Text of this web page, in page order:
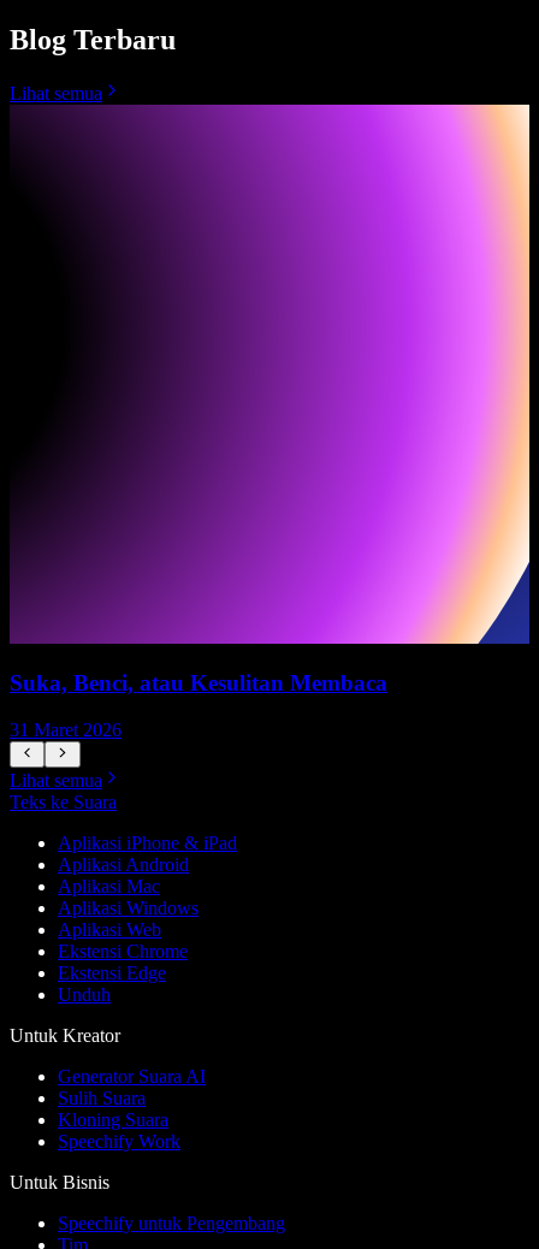
Blog Terbaru
Lihat semua
Suka, Benci, atau Kesulitan Membaca
31 Maret 2026
Lihat semua
Teks ke Suara
Aplikasi iPhone & iPad
Aplikasi Android
Aplikasi Mac
Aplikasi Windows
Aplikasi Web
Ekstensi Chrome
Ekstensi Edge
Unduh
Untuk Kreator
Generator Suara AI
Sulih Suara
Kloning Suara
Speechify Work
Untuk Bisnis
Speechify untuk Pengembang